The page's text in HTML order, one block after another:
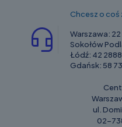
Chcesz o
Warszawa: 22
Sokołów
Łódź: 42
Gdańsk: 58
ul.
02-